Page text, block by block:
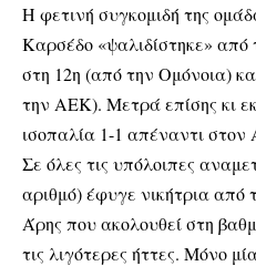
Η φετινή συγκομιδή της
Καρσέδο «ψαλιδίστηκε» από
στη 12η (από την Ομόνοια)
την ΑΕΚ). Μετρά επίσης κι
ισοπαλία 1-1 απέναντι
Σε όλες τις υπόλοιπες
αριθμό) έφυγε νικήτρια από
Άρης που ακολουθεί στη
τις λιγότερες ήττες. Μόνο